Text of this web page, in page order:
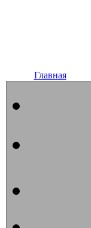
Главная